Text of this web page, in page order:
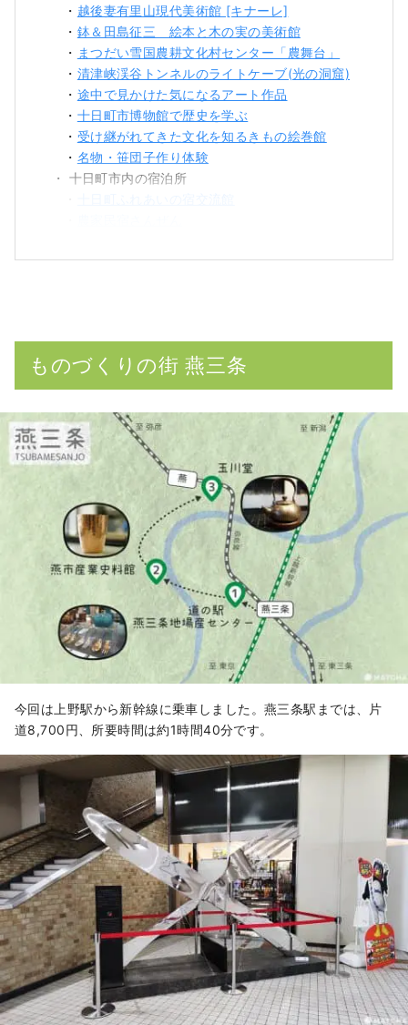
・ 越後妻有里山現代美術館 [キナーレ]
・ 鉢＆田島征三 絵本と木の実の美術館
・ まつだい雪国農耕文化村センター「農舞台」
・ 清津峡渓谷トンネルのライトケーブ(光の洞窟)
・ 途中で見かけた気になるアート作品
・ 十日町市博物館で歴史を学ぶ
・ 受け継がれてきた文化を知るきもの絵巻館
・ 名物・笹団子作り体験
・ 十日町市内の宿泊所
ものづくりの街 燕三条
今回は上野駅から新幹線に乗車しました。燕三条駅までは、片
道8,700円、所要時間は約1時間40分です。